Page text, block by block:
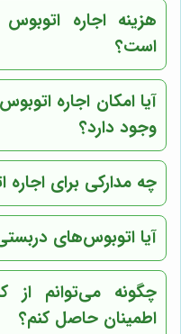
هزینه اجاره
است؟
آیا امکان اجاره
وجود دارد؟
چه مدارکی برای
آیا اتوبوس‌های
چگونه می‌توانم از
اطمینان حاصل کنم؟